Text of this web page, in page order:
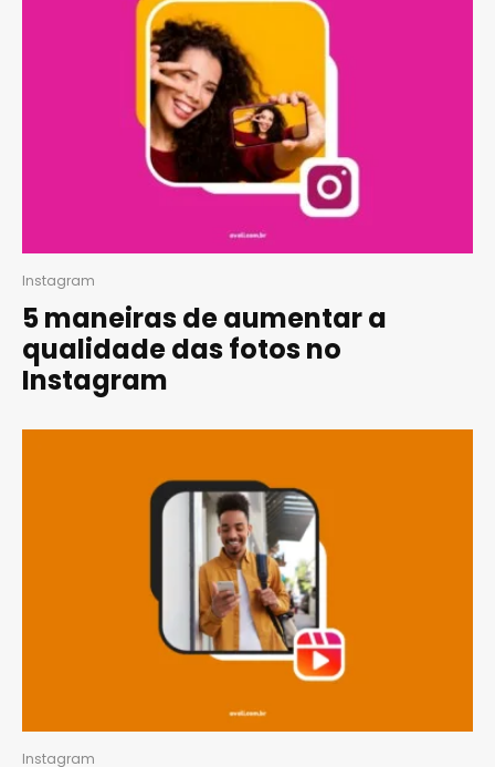
Instagram
5 maneiras de aumentar a
qualidade das fotos no
Instagram
Instagram